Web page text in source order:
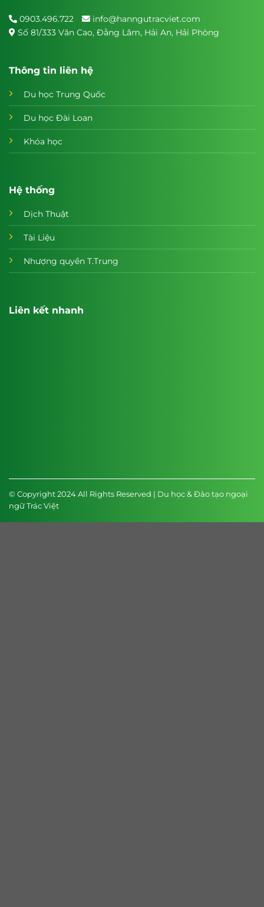
0903.496.722
info@hanngutracviet.com
Số 81/333 Văn Cao, Đằng Lâm, Hải An, Hải Phòng
Thông tin liên hệ
Du học Trung Quốc
Du học Đài Loan
Khóa học
Hệ thống
Dịch Thuật
Tài Liệu
Nhượng quyền T.Trung
Liên kết nhanh
© Copyright 2024 All Rights Reserved | Du học & Đào tạo ngoại
ngữ Trác Việt